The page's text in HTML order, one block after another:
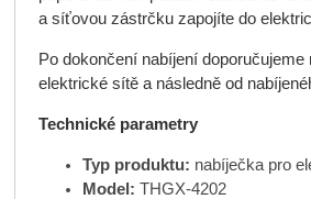
a síťovou zástrčku zapojíte do
Po dokončení nabíjení doporučujeme
elektrické sítě a následně od
Technické parametry
Typ produktu: nabíječka pro
Model: THGX-4202